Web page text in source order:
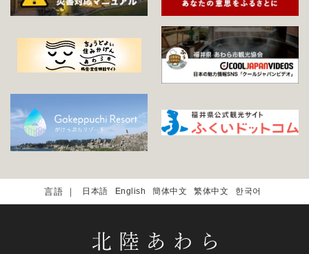
日本語 English 簡体中文 繁体中文 한국어